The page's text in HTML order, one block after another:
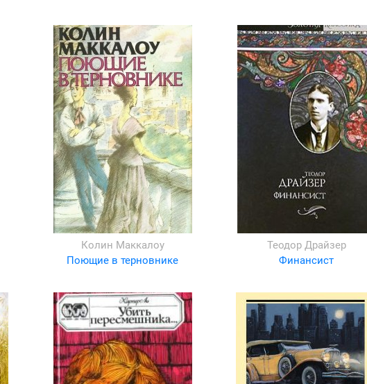
Колин Маккалоу
Поющие в терновнике
Теодор Драйзер
Финансист